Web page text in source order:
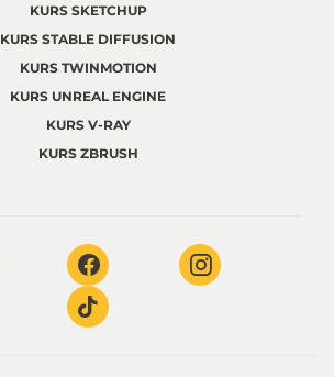
KURS SKETCHUP
KURS STABLE DIFFUSION
KURS TWINMOTION
KURS UNREAL ENGINE
KURS V-RAY
KURS ZBRUSH